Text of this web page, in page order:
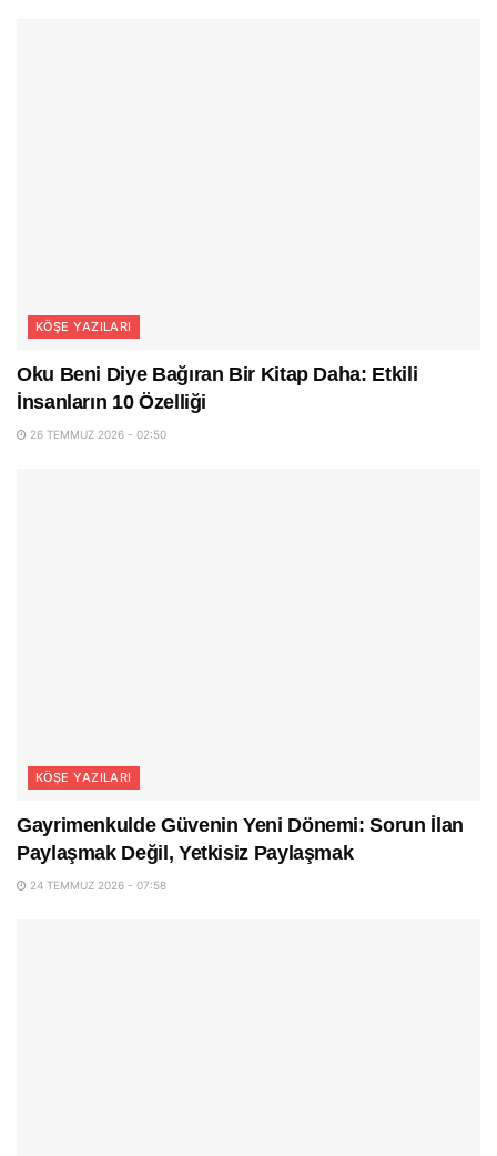
KÖŞE YAZILARI
Oku Beni Diye Bağıran Bir Kitap Daha: Etkili
İnsanların 10 Özelliği
26 TEMMUZ 2026 - 02:50
KÖŞE YAZILARI
Gayrimenkulde Güvenin Yeni Dönemi: Sorun İlan
Paylaşmak Değil, Yetkisiz Paylaşmak
24 TEMMUZ 2026 - 07:58